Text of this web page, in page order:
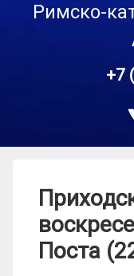
Римско-
+7
Поста